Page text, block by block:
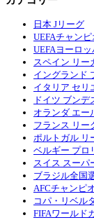
日本 Jリーグ
UEFAチャン
UEFAヨーロ
スペイン リー
イングランド
イタリア セリ
ドイツ ブンデ
オランダ エー
フランス リー
ポルトガル リ
ベルギー プロ
スイス スーパ
ブラジル全国
AFCチャンピ
コパ・リベル
FIFAワールド